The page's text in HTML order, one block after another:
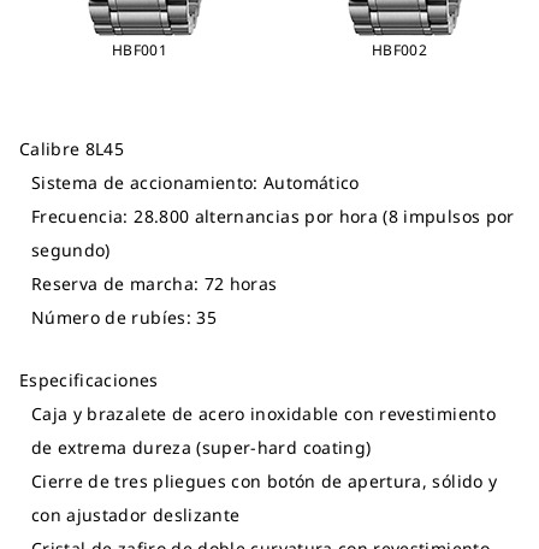
HBF001 HBF002
Calibre 8L45
Sistema de accionamiento: Automático
Frecuencia: 28.800 alternancias por hora (8 impulsos por
segundo)
Reserva de marcha: 72 horas
Número de rubíes: 35
Especificaciones
Caja y brazalete de acero inoxidable con revestimiento
de extrema dureza (super-hard coating)
Cierre de tres pliegues con botón de apertura, sólido y
con ajustador deslizante